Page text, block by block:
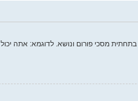
מסכי פורום ונושא. לדוגמא: אתה יכול